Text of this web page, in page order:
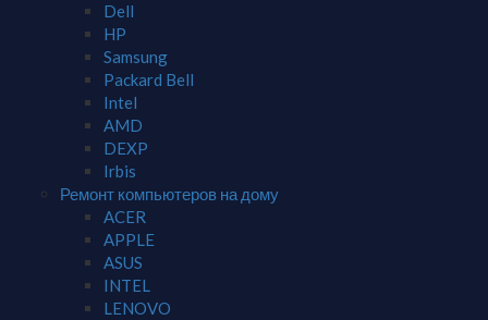
Dell
HP
Samsung
Packard Bell
Intel
AMD
DEXP
Irbis
Ремонт компьютеров на дому
ACER
APPLE
ASUS
INTEL
LENOVO